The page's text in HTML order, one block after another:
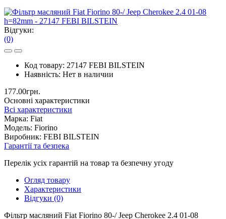
Відгуки:
(0)
Код товару: 27147 FEBI BILSTEIN
Наявність: Нет в наличии
177.00грн.
Основні характеристики
Всі характеристики
Марка: Fiat
Модель: Fiorino
Виробник: FEBI BILSTEIN
Гарантії та безпека
Перелік усіх гарантій на товар та безпечну угоду
Огляд товару
Характеристики
Відгуки (0)
Фільтр масляний Fiat Fiorino 80-/ Jeep Cherokee 2.4 01-08